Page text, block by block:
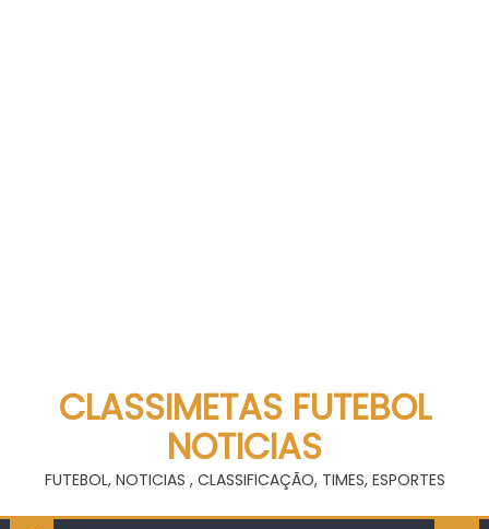
CLASSIMETAS FUTEBOL
NOTICIAS
FUTEBOL, NOTICIAS , CLASSIFICAÇÃO, TIMES, ESPORTES